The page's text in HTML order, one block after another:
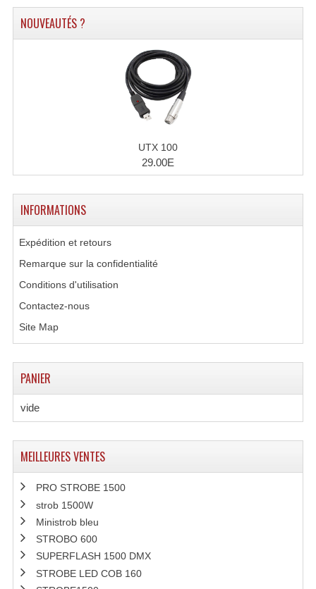
Divers Bricolage
Haut-Parleurs Origine Sav
Membrannes De Haut Parleurs
Public-Adress
Accessoires Public-Adress L100V
Amplificateurs (L 100v)
Enceintes Murales (Ligne 100V 16 - 8 Ohm)
Lecteurs Mp3 Et CDs Sources
Système D'interprétation Simultanée
Sonorisation Securité EN-54
NOUVEAUTÉS ?
UTX 100
29.00E
INFORMATIONS
Expédition et retours
Remarque sur la confidentialité
Conditions d'utilisation
Contactez-nous
Site Map
PANIER
vide
MEILLEURES VENTES
PRO STROBE 1500
strob 1500W
Ministrob bleu
STROBO 600
SUPERFLASH 1500 DMX
STROBE LED COB 160